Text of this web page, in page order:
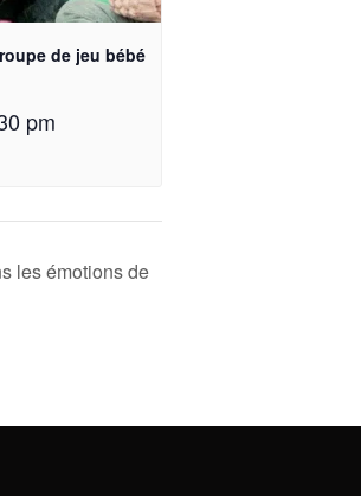
de jeu bébé
pm
les émotions de